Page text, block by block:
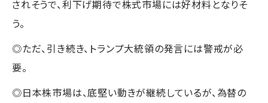
されそうで、利下げ期待で株式市場には好材料となりそ
う。
◎ただ、引き続き、トランプ大統領の発言には警戒が必
要。
◎日本株市場は、底堅い動きが継続しているが、為替の